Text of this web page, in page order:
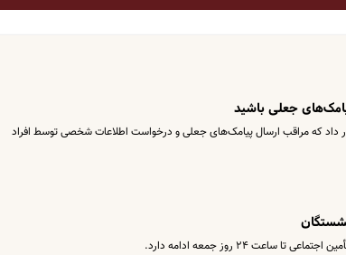
جعلی باشید
داد که مراقب ارسال پیامک‌های جعلی و درخواست اطلاعات شخصی توسط افراد
۲۴ روز جمعه ادامه دارد.